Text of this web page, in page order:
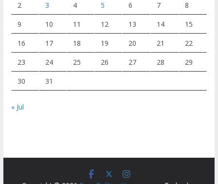
2 3 4 5 6 7 8
9 10 11 12 13 14 15
16 17 18 19 20 21 22
23 24 25 26 27 28 29
30 31
« Jul